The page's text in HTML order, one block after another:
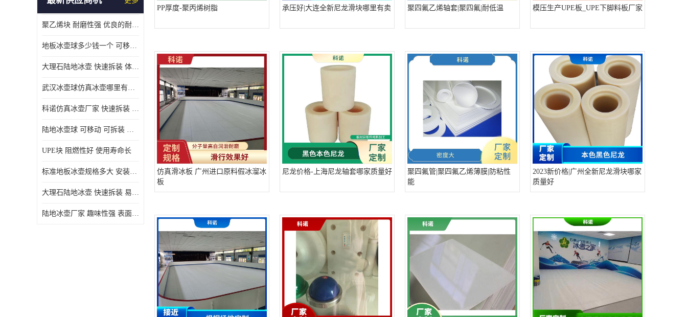
MGA滑板滑块
MGE滑板滑块
聚乙烯块 耐磨性强 优良的耐低温
地板冰壶球多少钱一个 可移动 可拆装 滑行阻力小
大理石陆地冰壶 快速拆装 体积小 重量轻
武汉冰壶球仿真冰壶哪里有卖 趣味性强 体积小 重量轻
科诺仿真冰壶厂家 快速拆装 不受季节影响
陆地冰壶球 可移动 可拆装 表面具有自润滑功能
UPE块 阻燃性好 使用寿命长
标准地板冰壶规格多大 安装简单 方便携带和存储
大理石陆地冰壶 快速拆装 易于学习和掌握
陆地冰壶厂家 趣味性强 表面具有自润滑功能
PP厚度-聚丙烯树脂 承压好|大连全新尼龙滑块哪里有卖 聚四氟乙烯轴套|聚四氟|耐低温 模压生产UPE板_UPE下脚料板厂家
仿真滑冰板 广州进口原料假冰溜冰
板
尼龙价格-上海尼龙轴套哪家质量好
聚四氟管|聚四氟乙烯薄膜|防粘性
能
2023新价格|广州全新尼龙滑块哪家
质量好